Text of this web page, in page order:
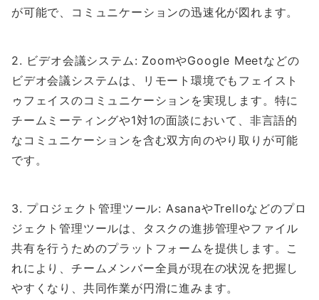
が可能で、コミュニケーションの迅速化が図れます。
2. ビデオ会議システム: ZoomやGoogle Meetなどの
ビデオ会議システムは、リモート環境でもフェイスト
ゥフェイスのコミュニケーションを実現します。特に
チームミーティングや1対1の面談において、非言語的
なコミュニケーションを含む双方向のやり取りが可能
です。
3. プロジェクト管理ツール: AsanaやTrelloなどのプロ
ジェクト管理ツールは、タスクの進捗管理やファイル
共有を行うためのプラットフォームを提供します。こ
れにより、チームメンバー全員が現在の状況を把握し
やすくなり、共同作業が円滑に進みます。